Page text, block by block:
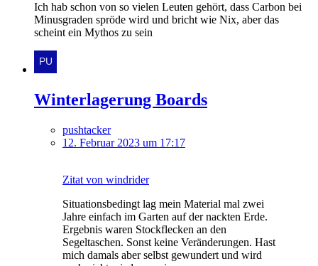
Ich hab schon von so vielen Leuten gehört, dass Carbon bei
Minusgraden spröde wird und bricht wie Nix, aber das
scheint ein Mythos zu sein
Winterlagerung Boards
pushtacker
12. Februar 2023 um 17:17
Zitat von windrider
Situationsbedingt lag mein Material mal zwei
Jahre einfach im Garten auf der nackten Erde.
Ergebnis waren Stockflecken an den
Segeltaschen. Sonst keine Veränderungen. Hast
mich damals aber selbst gewundert und wird